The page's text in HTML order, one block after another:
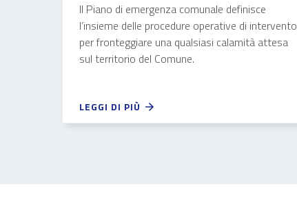
Il Piano di emergenza comunale definisce
l’insieme delle procedure operative di intervento
per fronteggiare una qualsiasi calamità attesa
sul territorio del Comune.
LEGGI DI PIÙ